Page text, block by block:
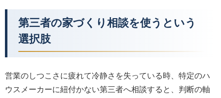
第三者の家づくり相談を使うという
選択肢
営業のしつこさに疲れて冷静さを失っている時、特定のハ
ウスメーカーに紐付かない第三者へ相談すると、判断の軸